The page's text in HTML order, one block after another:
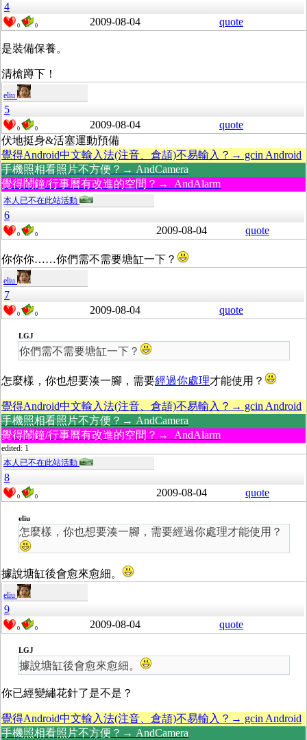
4
0 0 2009-08-04 quote
是裝備保養。
清槍蹲下！
eliu
5
0 0 2009-08-04
quote
伏地挺身&活塞運動預備
覺得Android中文輸入法(注音、倉頡)不易輸入？→ gcin Android
手機照相看照片不方便？→ AndCamera
覺得鬧鐘/行事曆有改進的空間？→ AndAlarm
本人已不在此站活動
6
0 0 2009-08-04 quote
你你你……你們需不需要塘缸一下？
eliu
7
0 0 2009-08-04 quote
LGJ
你們需不需要塘缸一下？
怎麼樣，你也想要湊一腳，需要經過你處理才能使用？
覺得Android中文輸入法(注音、倉頡)不易輸入？→ gcin Android
手機照相看照片不方便？→ AndCamera
覺得鬧鐘/行事曆有改進的空間？→ AndAlarm
edited: 1
本人已不在此站活動
8
0 0 2009-08-04 quote
eliu
怎麼樣，你也想要湊一腳，需要經過你處理才能使用？
據說塘缸後會愈來愈細。
eliu
9
0 0 2009-08-04 quote
LGJ
據說塘缸後會愈來愈細。
你已經變繡花針了是不是？
覺得Android中文輸入法(注音、倉頡)不易輸入？→ gcin Android
手機照相看照片不方便？→ AndCamera